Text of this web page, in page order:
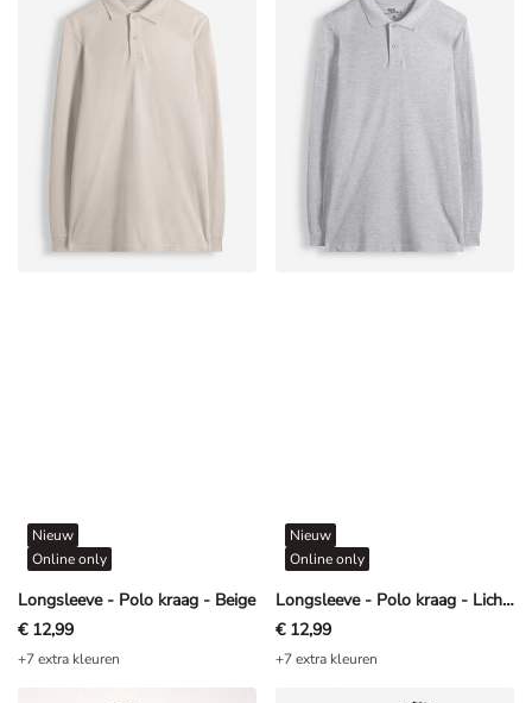
Longsleeve - Polo kraag - Beige
Nieuw
Online only
€ 12,99
+7 extra kleuren
Longsleeve - Polo kraag - Lichtgrijs
Nieuw
Online only
€ 12,99
+7 extra kleuren